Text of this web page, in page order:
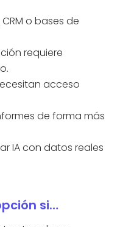
o bases de
requiere
acceso
de forma más
IA con datos reales
si…